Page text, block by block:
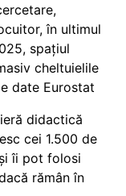
în ultimul
spațiul
cheltuielile
date Eurostat
didactică
cei 1.500 de
îi pot folosi
rămân în